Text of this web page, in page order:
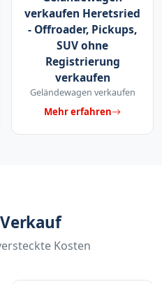
verkaufen Heretsried
- Offroader, Pickups,
SUV ohne
Registrierung
verkaufen
Geländewagen verkaufen
Mehr erfahren
Kosten